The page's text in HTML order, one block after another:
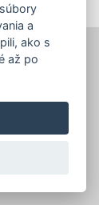
a
ako s
až po